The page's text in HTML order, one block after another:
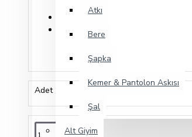
Atkı
Bere
Şapka
Kemer & Pantolon Askısı
Şal
Alt Giyim
Adet